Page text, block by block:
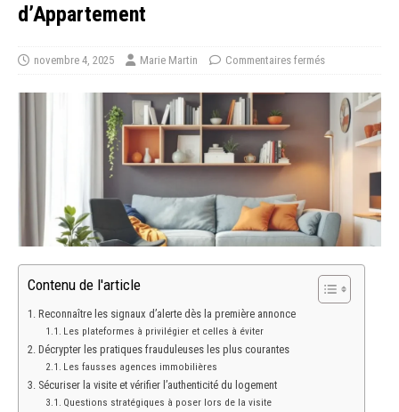
d’Appartement
novembre 4, 2025 Marie Martin Commentaires fermés
Contenu de l'article
Reconnaître les signaux d’alerte dès la première annonce
Les plateformes à privilégier et celles à éviter
Décrypter les pratiques frauduleuses les plus courantes
Les fausses agences immobilières
Sécuriser la visite et vérifier l’authenticité du logement
Questions stratégiques à poser lors de la visite